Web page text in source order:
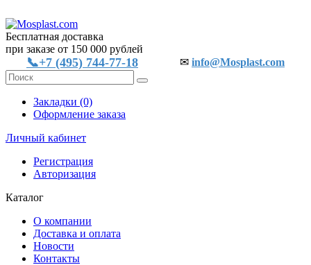
Бесплатная доставка
при заказе от 150 000 рублей
📞+7 (495) 744-77-18 ✉ info@Mosplast.com
Закладки (0)
Оформление заказа
Личный кабинет
Регистрация
Авторизация
Каталог
О компании
Доставка и оплата
Новости
Контакты